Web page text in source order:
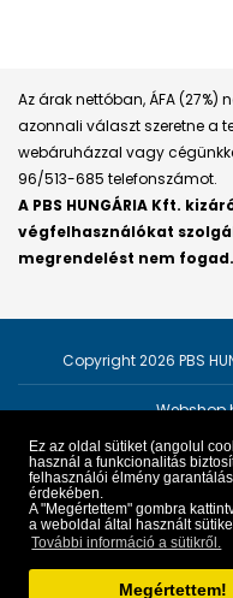
Ez az oldal sütiket (angolul
használ a funkcionalitás
felhasználói élmény
érdekében.
A "Megértettem" gombra
a weboldal által használt
További információ a sütikről.
Megértettem!
Az árak nettóban, ÁFA (27%)
azonnali választ szeretne a
webáruházzal vagy
96/513-685 telefonszámot.
A PBS HUNGÁRIA Kft.
végfelhasználókat
megrendelést nem fogad.
Copyright 2026 PBS
Webshop